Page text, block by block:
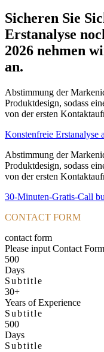
Sicheren Sie
Erstanalyse
2026 nehmen
an.
Abstimmung der
Produktdesign, sodass
von der ersten
Konstenfreie Erstanalyse
Abstimmung der
Produktdesign, sodass
von der ersten
30-Minuten-Gratis-Call
CONTACT FORM
contact form
Please input Contact
500
Days
Subtitle
30+
Years of Experience
Subtitle
500
Days
Subtitle